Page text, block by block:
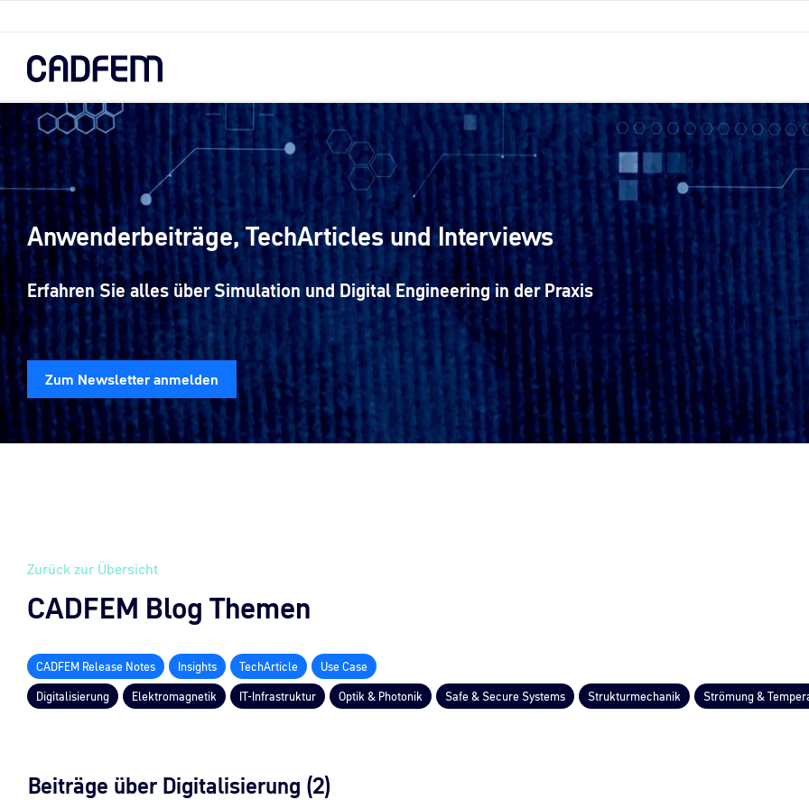
content.
Anwenderbeiträge, TechArticles und Interviews
Erfahren Sie alles über Simulation und Digital Engineering in der Praxis
Zum Newsletter anmelden
Zurück zur Übersicht
CADFEM Blog Themen
CADFEM Release Notes Insights TechArticle
Use Case
Digitalisierung
Elektromagnetik IT-Infrastruktur Optik & Photonik Safe & Secure Systems Strukturmechanik Strömung &
Beiträge über Digitalisierung (2)